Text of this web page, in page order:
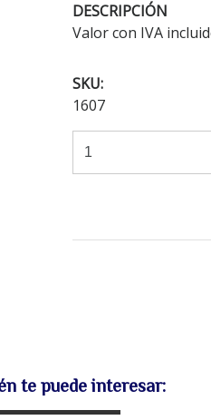
DESCRIPCIÓN
Valor con IVA
SKU:
1607
te puede interesar: